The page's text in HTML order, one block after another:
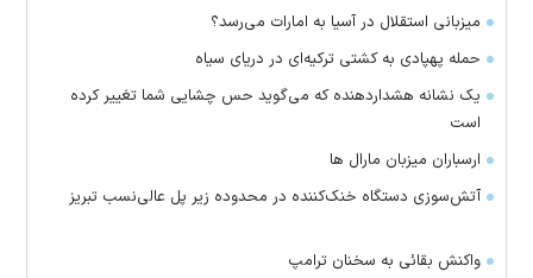
میزبانی استقلال در آسیا به امارات می‌رسد؟
حمله پهپادی به کشتی ترکیه‌ای در دریای سیاه
یک نشانه هشداردهنده که می‌گوید حس چشایی شما تغییر کرده
است
ارسباران میزبان مارال ها
آتش‌سوزی دستگاه خنک‌کننده در محدوده زیر پل عالی‌نسب تبریز
واکنش بقائی به سخنان ترامپ